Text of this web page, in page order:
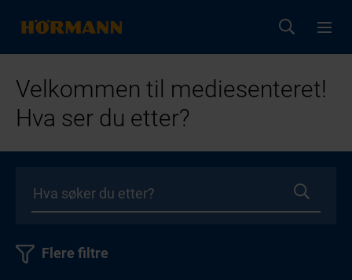
Velkommen til mediesenteret!
Hva ser du etter?
Flere filtre